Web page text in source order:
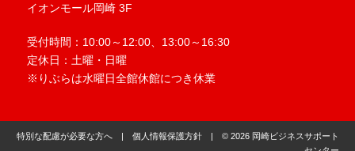
イオンモール岡崎 3F
受付時間：10:00～12:00、13:00～16:30
定休日：土曜・日曜
※りぶらは水曜日全館休館につき休業
特別な配慮が必要な方へ | 個人情報保護方針 | © 2026 岡崎ビジネスサポート